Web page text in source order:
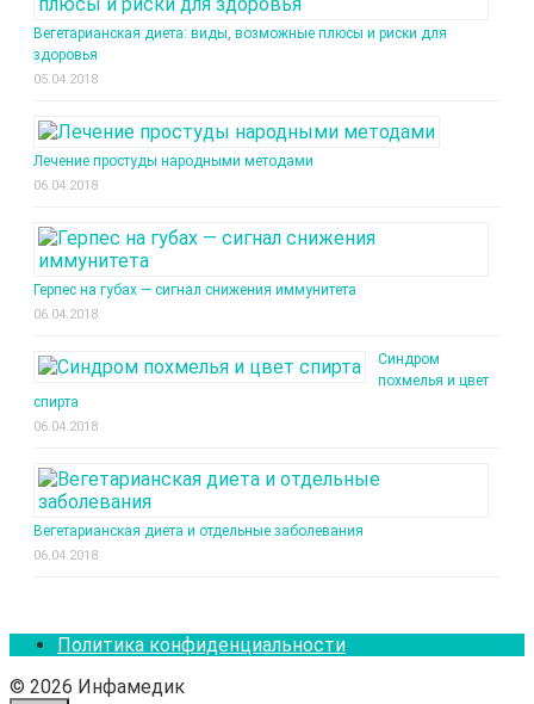
Вегетарианская диета: виды, возможные плюсы и риски для
здоровья
05.04.2018
Лечение простуды народными методами
06.04.2018
Герпес на губах — сигнал снижения иммунитета
06.04.2018
Синдром
похмелья и цвет
спирта
06.04.2018
Вегетарианская диета и отдельные заболевания
06.04.2018
Политика конфиденциальности
© 2026 Инфамедик